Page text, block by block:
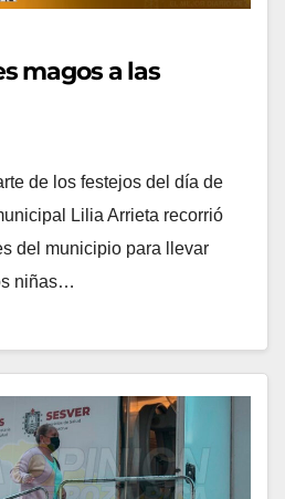
magos a las
de los festejos del día de
Lilia Arrieta recorrió
del municipio para llevar
niñas…